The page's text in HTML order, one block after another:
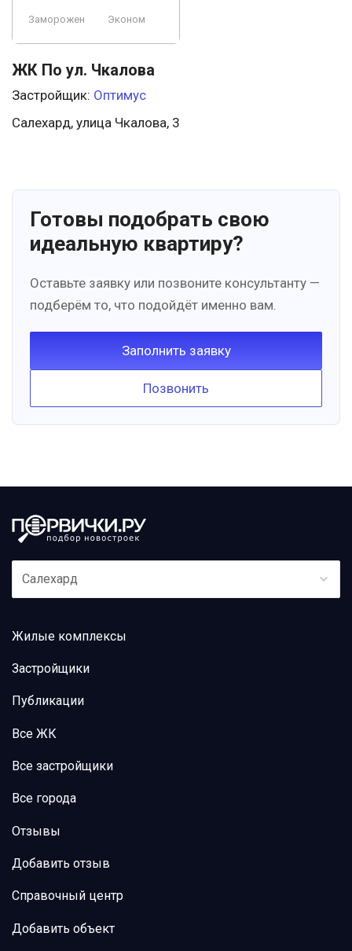
Заморожен Эконом
ЖК По ул. Чкалова
Застройщик: Оптимус
Салехард, улица Чкалова, 3
Готовы подобрать свою
идеальную квартиру?
Оставьте заявку или позвоните консультанту —
подберём то, что подойдёт именно вам.
Заполнить заявку
Позвонить
Салехард
Жилые комплексы
Застройщики
Публикации
Все ЖК
Все застройщики
Все города
Отзывы
Добавить отзыв
Справочный центр
Добавить объект